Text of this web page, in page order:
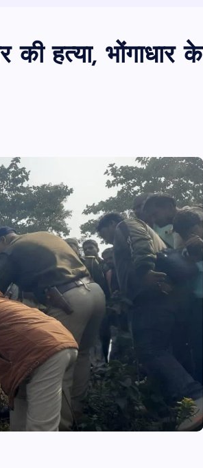
की हत्या, भोंगाधार के